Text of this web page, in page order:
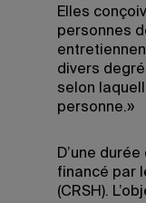
Elles
personnes
divers
selon
personne.»
D’une
financé par
(CRSH).